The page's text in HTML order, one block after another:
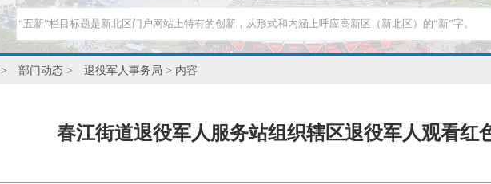
> 部门动态 > 退役军人事务局 > 内容
春江街道退役军人服务站组织辖区退役军人观看红